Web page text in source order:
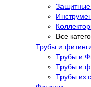
Защитные
Все
Трубы и
Трубы и
Трубы и
Трубы из